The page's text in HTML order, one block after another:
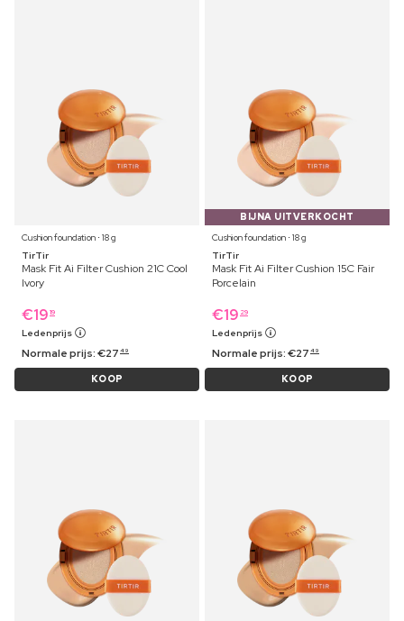
Cushion foundation ⋅ 18 g
TirTir
Mask Fit Ai Filter Cushion 21C Cool
Ivory
€19 19
Ledenprijs
Normale prijs:€27 49
KOOP
BIJNA UITVERKOCHT
Cushion foundation ⋅ 18 g
TirTir
Mask Fit Ai Filter Cushion 15C Fair
Porcelain
€19 29
Ledenprijs
Normale prijs:€27 49
KOOP